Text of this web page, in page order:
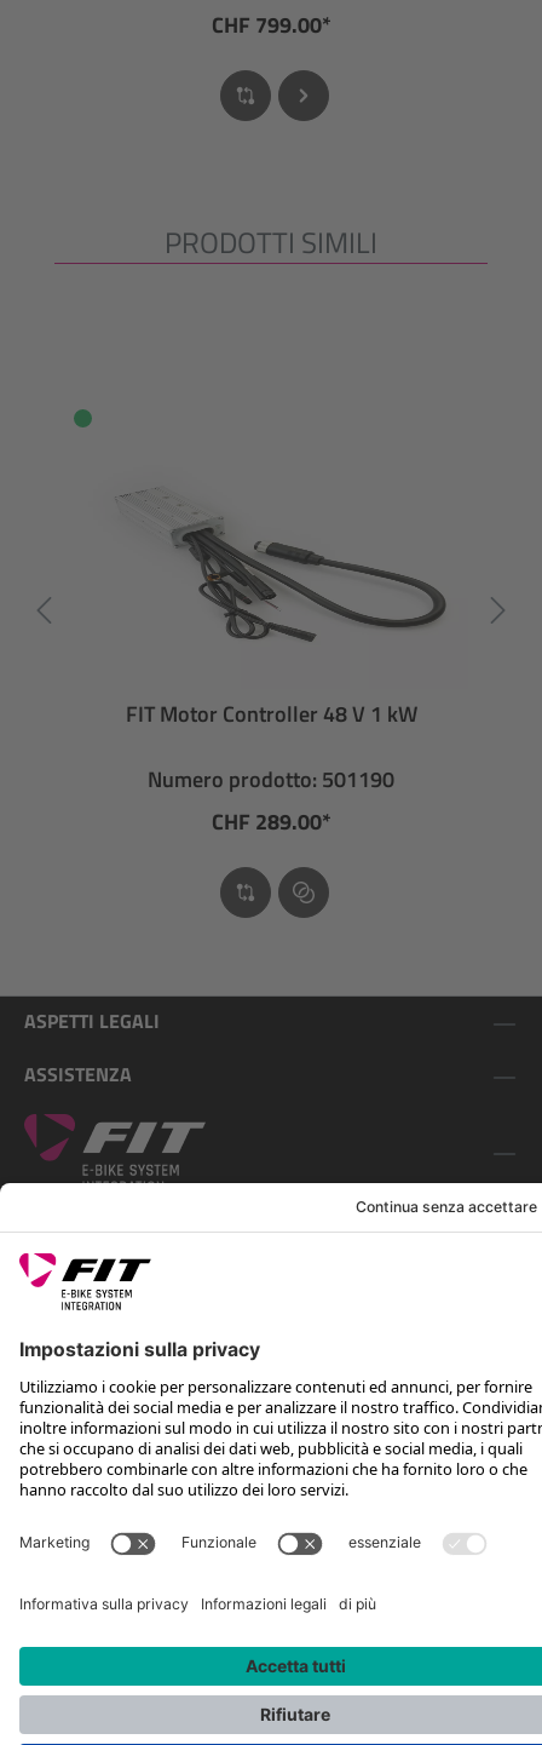
CHF 799.00*
Salta la galleria dei prodotti
PRODOTTI SIMILI
FIT Motor Controller 48 V 1 kW
Numero prodotto: 501190
CHF 289.00*
ASPETTI LEGALI
ASSISTENZA
*Prezzo al dettaglio consigliato IVA inclusa più spese di spedizione e TSA
Rotax Bike Technology AG © 2025